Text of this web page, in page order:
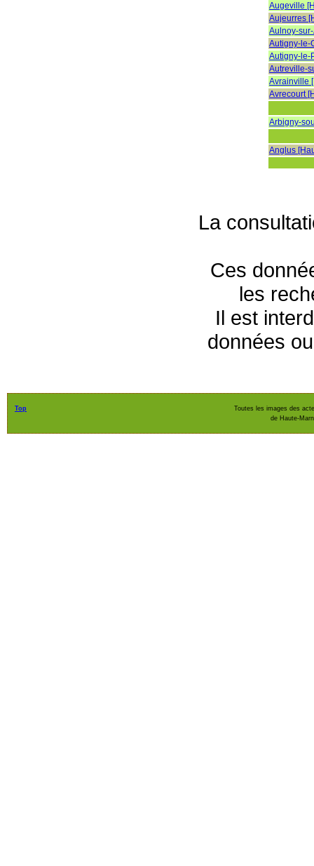
Augeville
Aujeurres
Aulnoy-
Autigny-le-
Autigny-le-
Autreville-
Avrainville
Avrecourt
Arbigny-
Anglus
La
Ces
les
Il est
données
Top
Toutes les images des
de Haute-